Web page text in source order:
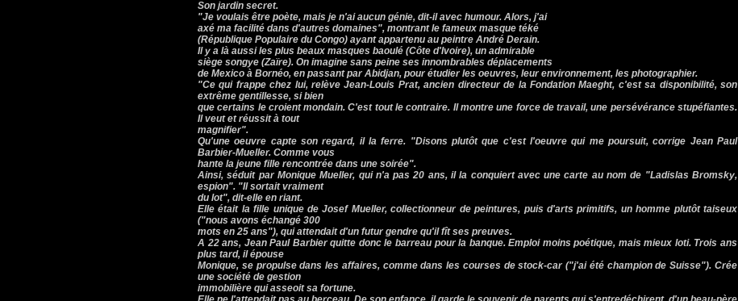
Son jardin secret.
"Je voulais être poète, mais je n'ai aucun génie, dit-il avec humour. Alors, j'ai
axé ma facilité dans d'autres domaines", montrant le fameux masque téké
(République Populaire du Congo) ayant appartenu au peintre André Derain.
Il y a là aussi les plus beaux masques baoulé (Côte d'Ivoire), un admirable
siège songye (Zaïre). On imagine sans peine ses innombrables déplacements
de Mexico à Bornéo, en passant par Abidjan, pour étudier les oeuvres, leur environnement, les photographier.
"Ce qui frappe chez lui, relève Jean-Louis Prat, ancien directeur de la Fondation Maeght, c'est sa disponibilité, son
extrême gentillesse, si bien
que certains le croient mondain. C'est tout le contraire. Il montre une force de travail, une persévérance stupéfiantes.
Il veut et réussit à tout
magnifier".
Qu'une oeuvre capte son regard, il la ferre. "Disons plutôt que c'est l'oeuvre qui me poursuit, corrige Jean Paul
Barbier-Mueller. Comme vous
hante la jeune fille rencontrée dans une soirée".
Ainsi, séduit par Monique Mueller, qui n'a pas 20 ans, il la conquiert avec une carte au nom de "Ladislas Bromsky,
espion". "Il sortait vraiment
du lot", dit-elle en riant.
Elle était la fille unique de Josef Mueller, collectionneur de peintures, puis d'arts primitifs, un homme plutôt taiseux
("nous avons échangé 300
mots en 25 ans"), qui attendait d'un futur gendre qu'il fît ses preuves.
A 22 ans, Jean Paul Barbier quitte donc le barreau pour la banque. Emploi moins poétique, mais mieux loti. Trois ans
plus tard, il épouse
Monique, se propulse dans les affaires, comme dans les courses de stock-car ("j'ai été champion de Suisse"). Crée
une société de gestion
immobilière qui asseoit sa fortune.